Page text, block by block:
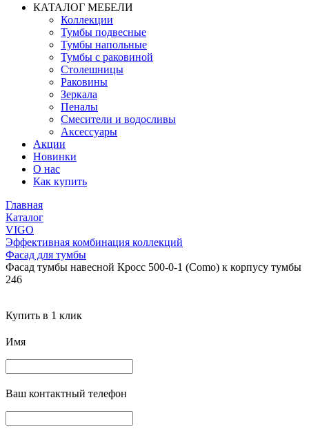
КАТАЛОГ МЕБЕЛИ
Коллекции
Тумбы подвесные
Тумбы напольные
Тумбы с раковиной
Столешницы
Раковины
Зеркала
Пеналы
Смесители и водосливы
Аксессуары
Акции
Новинки
О нас
Как купить
Главная
Каталог
VIGO
Эффективная комбинация коллекций
Фасад для тумбы
Фасад тумбы навесной Кросс 500-0-1 (Como) к корпусу тумбы
246
Купить в 1 клик
Имя
Ваш контактный телефон